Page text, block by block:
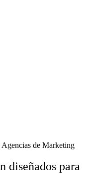
de Marketing
diseñados para